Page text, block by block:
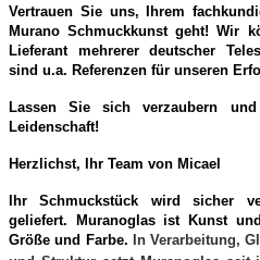
Vertrauen Sie uns, Ihrem
Murano Schmuckkunst geht! Wir
Lieferant mehrerer deutscher
sind u.a. Referenzen für unseren
Lassen Sie sich verzaubern
Leidenschaft!
Herzlichst, Ihr Team von Micael
Ihr Schmuckstück wird sicher
geliefert. Muranoglas ist Kunst
Größe und Farbe. In Verarbeitung,